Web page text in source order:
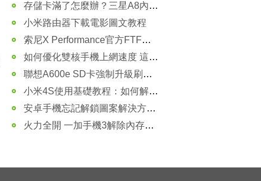
存儲卡滿了怎麼辦？三星A8內存卡如何進行格式化
小米路由器下載電影圖文教程
索尼X Performance官方FTF固件rom包 強刷包下載
如何優化雙核手機上網速度 這幾個設置技巧你必須懂！
聯想A600e SD卡強制升級刷機教程(救磚)
小米4S使用基礎教程：如何解決屏幕總自動亮問題
安卓手機忘記解鎖圖案解決方法(視頻教程)
火力全開 一加手機3解除內存運行限制方法教程